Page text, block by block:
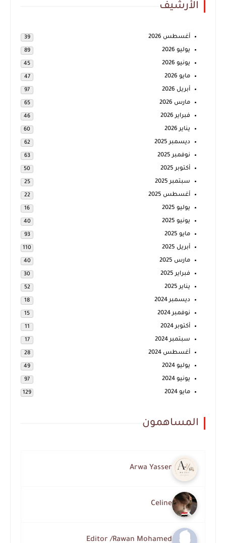
الأرشيف
أغسطس 2026 39
يوليو 2026 89
يونيو 2026 45
مايو 2026 47
أبريل 2026 97
مارس 2026 65
فبراير 2026 46
يناير 2026 60
ديسمبر 2025 62
نوفمبر 2025 63
أكتوبر 2025 50
سبتمبر 2025 25
أغسطس 2025 22
يوليو 2025 16
يونيو 2025 40
مايو 2025 93
أبريل 2025 110
مارس 2025 40
فبراير 2025 30
يناير 2025 52
ديسمبر 2024 18
نوفمبر 2024 15
أكتوبر 2024 11
سبتمبر 2024 17
أغسطس 2024 28
يوليو 2024 49
يونيو 2024 97
مايو 2024 129
المساهمون
Arwa Yasser
Celine
Editor /Rawan Mohamed